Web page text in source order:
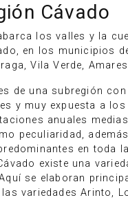
Cávado
los valles y la
en los municipios
Vila Verde,
de una subregión
y muy expuesta a
anuales
peculiaridad,
en toda
existe una
se elaboran
variedades Arinto,